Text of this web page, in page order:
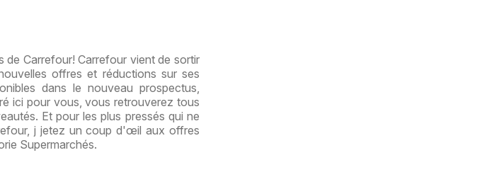
Carrefour! Carrefour vient de sortir
offres et réductions sur ses
dans le nouveau prospectus,
ici pour vous, vous retrouverez tous
Et pour les plus pressés qui ne
j jetez un coup d'œil aux offres
Supermarchés.